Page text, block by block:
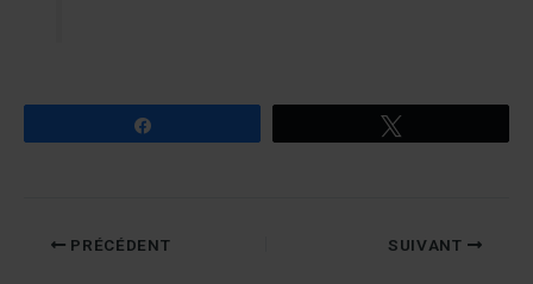
PRÉCÉDENT SUIVANT